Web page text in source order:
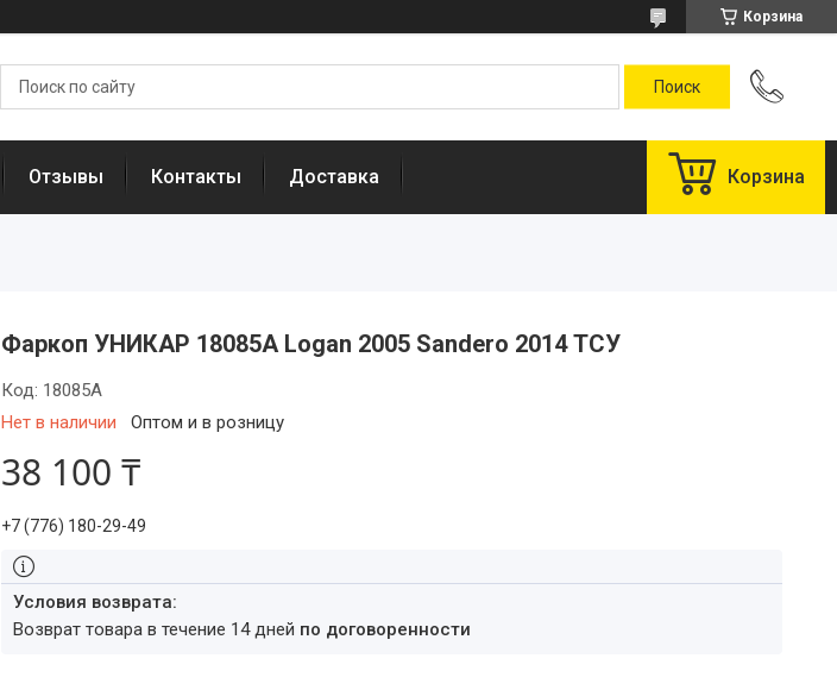
Корзина
Отзывы Контакты Доставка Корзина
Фаркоп УНИКАР 18085A Logan 2005 Sandero 2014 ТСУ
Нет в наличии Оптом и в розницу
Код: 18085A
38 100 ₸
+7 (776) 180-29-49
возврат товара в течение 14 дней по договоренности